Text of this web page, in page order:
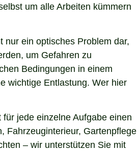
um alle Arbeiten kümmern
nur ein optisches Problem dar,
um Gefahren zu
Bedingungen in einem
wichtige Entlastung. Wer hier
jede einzelne Aufgabe einen
Fahrzeuginterieur, Gartenpflege
– wir unterstützen Sie mit